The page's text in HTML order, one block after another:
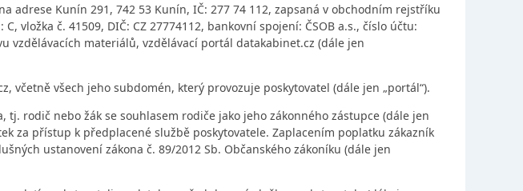
adrese Kunín 291, 742 53 Kunín, IČ: 277 74 112, zapsaná v obchodním rejstříku
vložka č. 41509, DIČ: CZ 27774112, bankovní spojení: ČSOB a.s., číslo účtu:
vzdělávacích materiálů, vzdělávací portál datakabinet.cz (dále jen
včetně všech jeho subdomén, který provozuje poskytovatel (dále jen „portál“).
tj. rodič nebo žák se souhlasem rodiče jako jeho zákonného zástupce (dále jen
za přístup k předplacené službě poskytovatele. Zaplacením poplatku zákazník
ustanovení zákona č. 89/2012 Sb. Občanského zákoníku (dále jen